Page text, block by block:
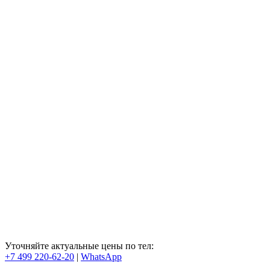
Уточняйте актуальные цены по тел:
+7 499 220-62-20 | WhatsАpp